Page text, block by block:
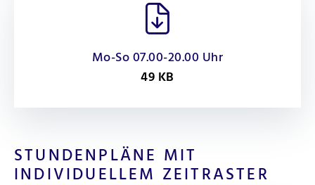
Mo-So 07.00-20.00 Uhr
49 KB
STUNDENPLÄNE MIT
INDIVIDUELLEM ZEITRASTER